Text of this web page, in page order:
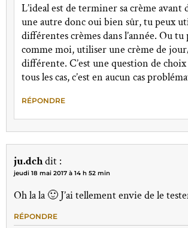
L’ideal est de terminer sa crème avant
une autre donc oui bien sûr, tu peux
différentes crèmes dans l’année. Ou tu
comme moi, utiliser une crème de
différente. C’est une question de choix
tous les cas, c’est en aucun cas
RÉPONDRE
ju.dchdit :
jeudi 18 mai 2017 à 14 h 52 min
Oh la la 🙂 J’ai tellement envie de le
RÉPONDRE